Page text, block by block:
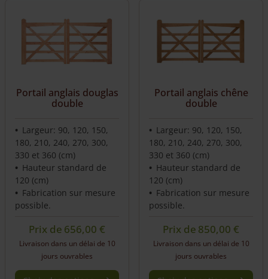
Portail anglais douglas
double
Largeur: 90, 120, 150,
180, 210, 240, 270, 300,
330 et 360 (cm)
Hauteur standard de
120 (cm)
Fabrication sur mesure
possible.
Prix de 656,00€
Livraison dans un délai de 10
jours ouvrables
Portail anglais chêne
double
Largeur: 90, 120, 150,
180, 210, 240, 270, 300,
330 et 360 (cm)
Hauteur standard de
120 (cm)
Fabrication sur mesure
possible.
Prix de 850,00€
Livraison dans un délai de 10
jours ouvrables